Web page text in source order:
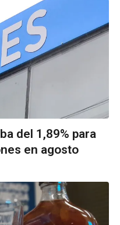
del 1,89% para
en agosto